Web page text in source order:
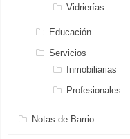
Vidrierías
Educación
Servicios
Inmobiliarias
Profesionales
Notas de Barrio